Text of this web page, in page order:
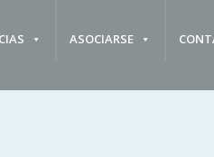
ASOCIARSE